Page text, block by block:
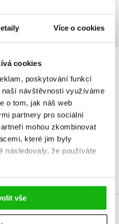
Více o cookies
cookies
poskytování funkcí
návštěvnosti využíváme
o tom, jak náš web
partnery pro sociální
mohou zkombinovat
které jim byly
následovaly, že používáte
vše
žádná uživatelská hodnocení.
pouze registrovaní uživatelé
TAKÉ ZAJÍMAT